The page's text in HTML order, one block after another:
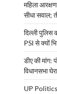
महिला
सीधा सवाल;
दिल्ली पुलिस
PSI से क्यों
डीए की मांग:
विधानसभा
UP